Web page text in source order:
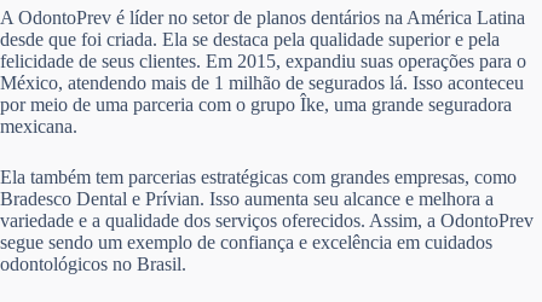
A OdontoPrev é líder no setor de planos dentários na América Latina
desde que foi criada. Ela se destaca pela qualidade superior e pela
felicidade de seus clientes. Em 2015, expandiu suas operações para o
México, atendendo mais de 1 milhão de segurados lá. Isso aconteceu
por meio de uma parceria com o grupo Îke, uma grande seguradora
mexicana.
Ela também tem parcerias estratégicas com grandes empresas, como
Bradesco Dental e Prívian. Isso aumenta seu alcance e melhora a
variedade e a qualidade dos serviços oferecidos. Assim, a OdontoPrev
segue sendo um exemplo de confiança e excelência em cuidados
odontológicos no Brasil.